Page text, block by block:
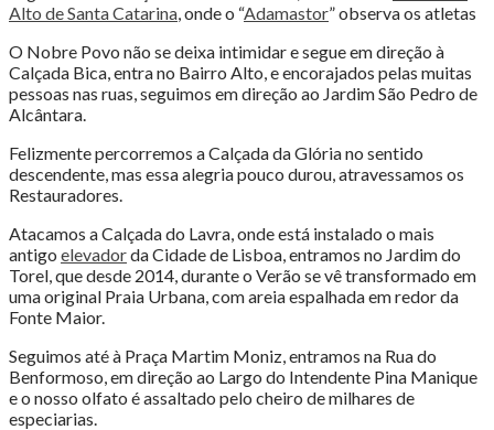
Alto de Santa Catarina, onde o “Adamastor” observa os atletas
O Nobre Povo não se deixa intimidar e segue em direção à
Calçada Bica, entra no Bairro Alto, e encorajados pelas muitas
pessoas nas ruas, seguimos em direção ao Jardim São Pedro de
Alcântara.
Felizmente percorremos a Calçada da Glória no sentido
descendente, mas essa alegria pouco durou, atravessamos os
Restauradores.
Atacamos a Calçada do Lavra, onde está instalado o mais
antigo elevadorda Cidade de Lisboa, entramos no Jardim do
Torel, que desde 2014, durante o Verão se vê transformado em
uma original Praia Urbana, com areia espalhada em redor da
Fonte Maior.
Seguimos até à Praça Martim Moniz, entramos na Rua do
Benformoso, em direção ao Largo do Intendente Pina Manique
e o nosso olfato é assaltado pelo cheiro de milhares de
especiarias.